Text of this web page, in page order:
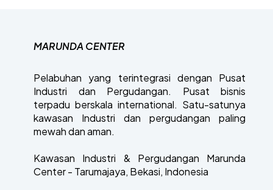
MARUNDA CENTER
Pelabuhan yang terintegrasi dengan Pusat
Industri dan Pergudangan. Pusat bisnis
terpadu berskala international. Satu-satunya
kawasan Industri dan pergudangan paling
mewah dan aman.
Kawasan Industri & Pergudangan Marunda
Center - Tarumajaya, Bekasi, Indonesia